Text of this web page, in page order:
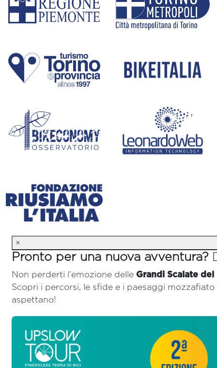
×
Pronto per una nuova avventura?
Non perderti l'emozione delle Grandi Scalate
Scopri i percorsi, le sfide e i paesaggi mozzafiato
aspettano!